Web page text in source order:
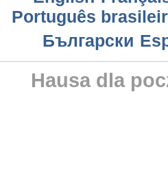
Português
Български
Hausa dla